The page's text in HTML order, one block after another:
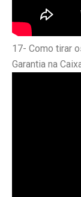
17- Como tirar
Garantia na